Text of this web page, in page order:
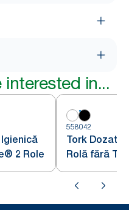
in...
2 Role
558042
Tork
Rolă fără